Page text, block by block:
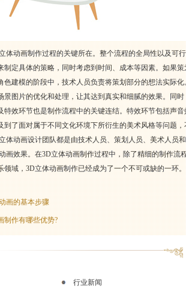
体动画制作过程的关键所在。整个流程的全局性以及
制定具体的策略，同时考虑到时间、成本等因素。如果
色建模的阶段中，技术人员负责将策划部分的想法实际
景图片的优化和处理，让其达到真实和细腻的效果。同
特效环节也是制作流程中的关键连结。特效环节包括声
到了面对属于不同文化环境下所衍生的美术风格等问题
体动画设计团队都是由技术人员、策划人员、美术人
画效果。在3D立体动画制作过程中，除了精细的制作
领域，3D立体动画制作已经成为了一个不可或缺的一
画的基本步骤
制作有哪些优势?
行业新闻